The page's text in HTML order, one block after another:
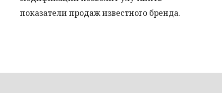
показатели продаж известного бренда.